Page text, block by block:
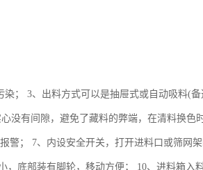
； 3、出料方式可以是抽屉式或自动吸料(备
没有间隙，避免了藏料的弊端，在清料换色
； 7、内设安全开关，打开进料口或筛网架
底部装有脚轮，移动方便； 10、进料箱入